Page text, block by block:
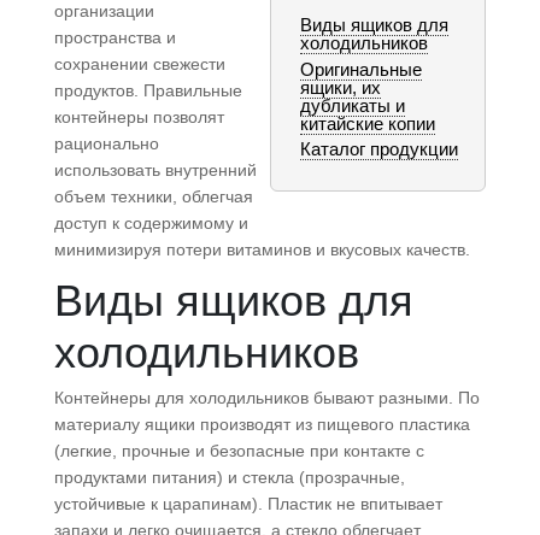
Виды ящиков для
холодильников
Оригинальные
ящики, их
дубликаты и
китайские копии
Каталог продукции
организации
пространства и
сохранении свежести
продуктов. Правильные
контейнеры позволят
рационально
использовать внутренний
объем техники, облегчая
доступ к содержимому и
минимизируя потери витаминов и вкусовых качеств.
Виды ящиков для
холодильников
Контейнеры для холодильников бывают разными. По
материалу ящики производят из пищевого пластика
(легкие, прочные и безопасные при контакте с
продуктами питания) и стекла (прозрачные,
устойчивые к царапинам). Пластик не впитывает
запахи и легко очищается, а стекло облегчает